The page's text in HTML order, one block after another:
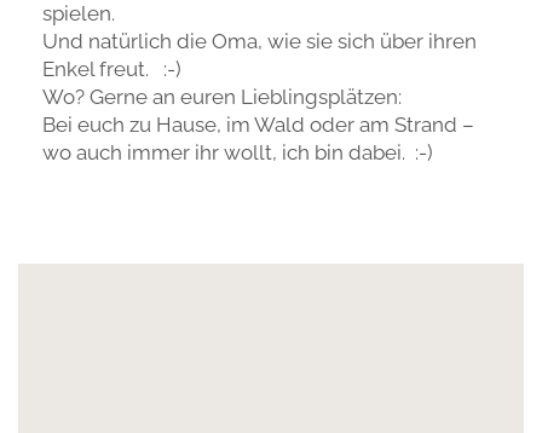
spielen.
Und natürlich die Oma, wie sie sich über ihren
Enkel freut. :-)
Wo? Gerne an euren Lieblingsplätzen:
Bei euch zu Hause, im Wald oder am Strand –
wo auch immer ihr wollt, ich bin dabei. :-)